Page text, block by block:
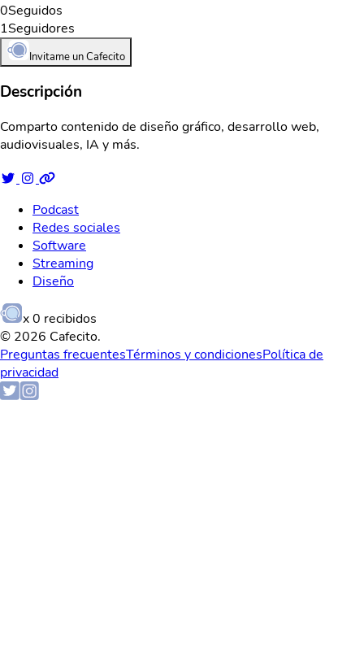
0Seguidos
1Seguidores
Invitame un Cafecito
Descripción
Comparto contenido de diseño gráfico, desarrollo web,
audiovisuales, IA y más.
Podcast
Redes sociales
Software
Streaming
Diseño
x0 recibidos
© 2026 Cafecito.
Preguntas frecuentesTérminos y condicionesPolítica de
privacidad